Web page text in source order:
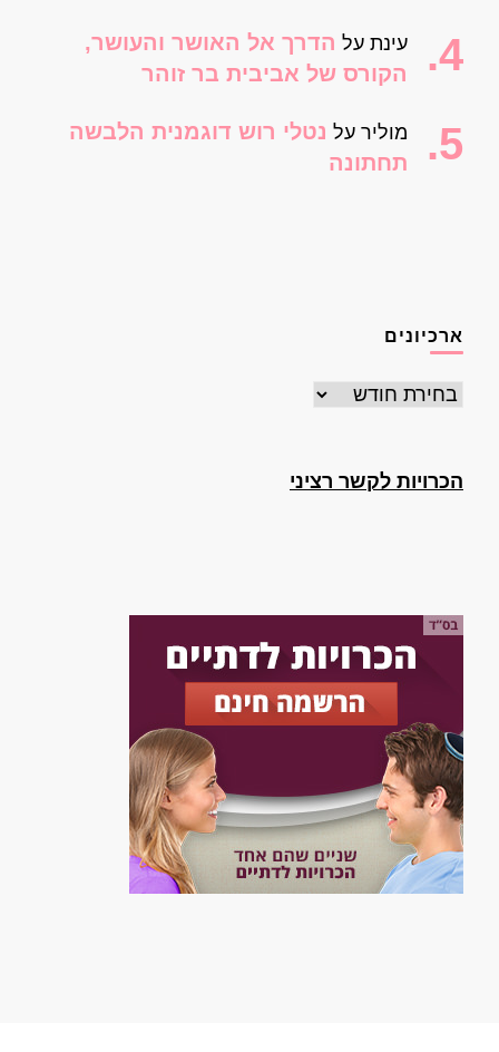
עינת על הדרך אל האושר והעושר,
הקורס של אביבית בר זוהר
מוליר על נטלי רוש דוגמנית הלבשה
תחתונה
ארכיונים
ארכיונים
הכרויות לקשר רציני